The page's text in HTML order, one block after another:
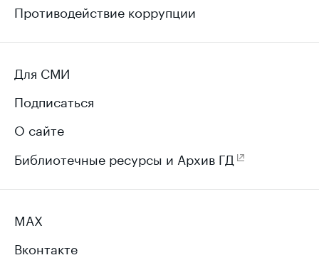
Противодействие коррупции
Для СМИ
Подписаться
О сайте
Библиотечные ресурсы и Архив ГД
MAX
Вконтакте